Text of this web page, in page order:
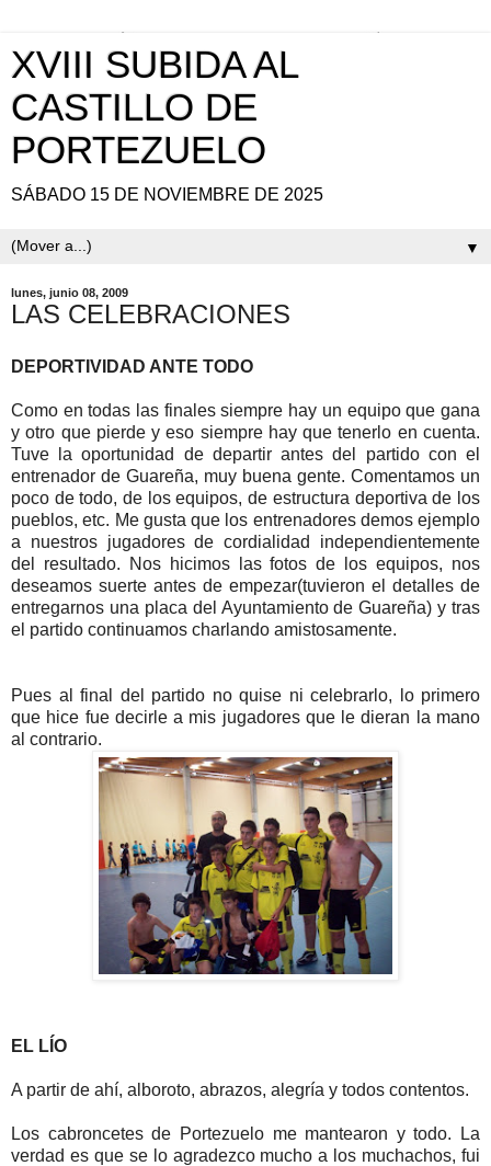
XVIII SUBIDA AL
CASTILLO DE
PORTEZUELO
SÁBADO 15 DE NOVIEMBRE DE 2025
▼
lunes, junio 08, 2009
LAS CELEBRACIONES
DEPORTIVIDAD ANTE TODO
Como en todas las finales siempre hay un equipo que gana
y otro que pierde y eso siempre hay que tenerlo en cuenta.
Tuve la oportunidad de departir antes del partido con el
entrenador de Guareña, muy buena gente. Comentamos un
poco de todo, de los equipos, de estructura deportiva de los
pueblos, etc. Me gusta que los entrenadores demos ejemplo
a nuestros jugadores de cordialidad independientemente
del resultado. Nos hicimos las fotos de los equipos, nos
deseamos suerte antes de empezar(tuvieron el detalles de
entregarnos una placa del Ayuntamiento de Guareña) y tras
el partido continuamos charlando amistosamente.
Pues al final del partido no quise ni celebrarlo, lo primero
que hice fue decirle a mis jugadores que le dieran la mano
al contrario.
EL LÍO
A partir de ahí, alboroto, abrazos, alegría y todos contentos.
Los cabroncetes de Portezuelo me mantearon y todo. La
verdad es que se lo agradezco mucho a los muchachos, fui